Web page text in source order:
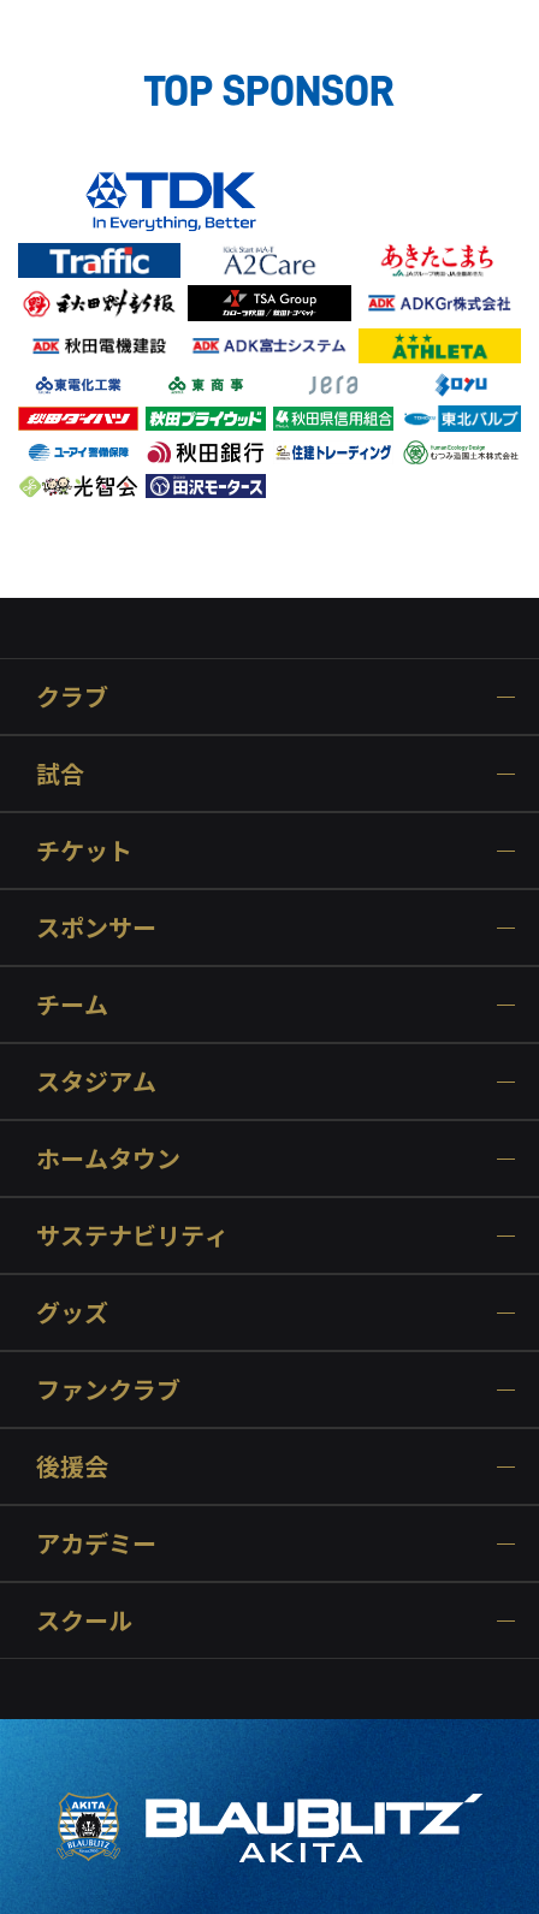
TOP SPONSOR
クラブ
試合
チケット
スポンサー
チーム
スタジアム
ホームタウン
サステナビリティ
グッズ
ファンクラブ
後援会
アカデミー
スクール